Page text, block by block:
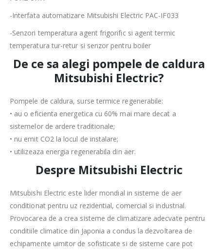
-Interfata automatizare Mitsubishi Electric PAC-IF033
-Senzori temperatura agent frigorific si agent termic
temperatura tur-retur si senzor pentru boiler
De ce sa alegi pompele de caldura
Mitsubishi Electric?
Pompele de caldura, surse termice regenerabile:
• au o eficienta energetica cu 60% mai mare decat a
sistemelor de ardere traditionale;
• nu emit CO2 la locul de instalare;
• utilizeaza energia regenerabila din aer.
Despre Mitsubishi Electric
Mitsubishi Electric este lider mondial in sisteme de aer
conditionat pentru uz rezidential, comercial si industrial.
Provocarea de a crea sisteme de climatizare adecvate pentru
conditiile climatice din Japonia a condus la dezvoltarea de
echipamente uimitor de sofisticate si de sisteme care pot